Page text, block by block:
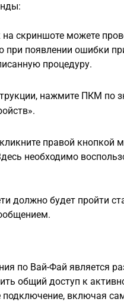
скриншоте можете
при появлении ошибки
процедуру.
нажмите ПКМ по
правой кнопкой
необходимо
должно будет пройти
по Вай-Фай является
общий доступ к
включая